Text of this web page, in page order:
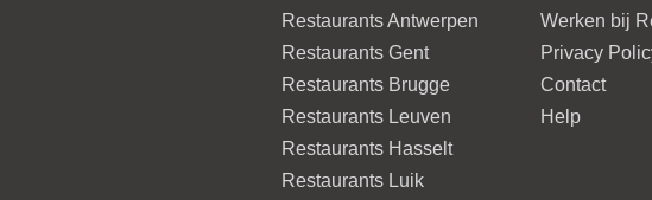
Restaurants Antwerpen
Restaurants Gent
Restaurants Brugge
Restaurants Leuven
Restaurants Hasselt
Restaurants Luik
Werken bij
Privacy
Contact
Help